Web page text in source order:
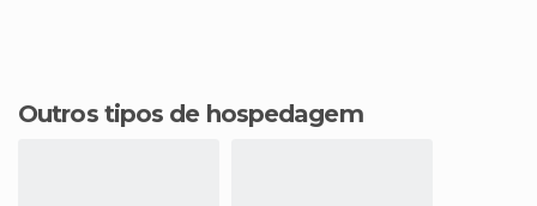
Outros tipos de hospedagem